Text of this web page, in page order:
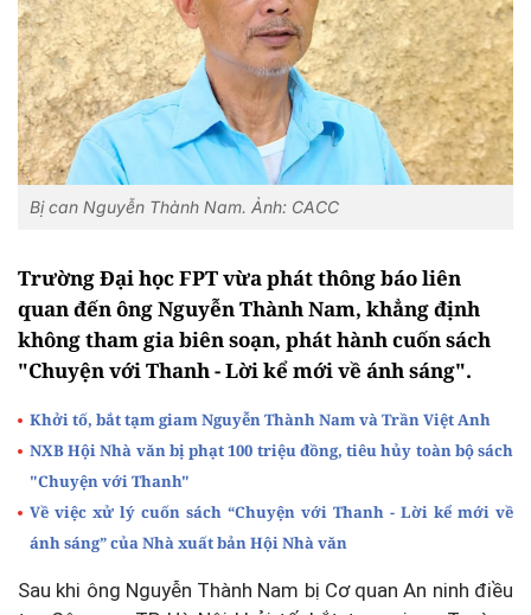
Bị can Nguyễn Thành Nam. Ảnh: CACC
Trường Đại học FPT vừa phát thông báo liên
quan đến ông Nguyễn Thành Nam, khẳng định
không tham gia biên soạn, phát hành cuốn sách
"Chuyện với Thanh - Lời kể mới về ánh sáng".
Khởi tố, bắt tạm giam Nguyễn Thành Nam và Trần Việt Anh
NXB Hội Nhà văn bị phạt 100 triệu đồng, tiêu hủy toàn bộ sách
"Chuyện với Thanh"
Về việc xử lý cuốn sách “Chuyện với Thanh - Lời kể mới về
ánh sáng” của Nhà xuất bản Hội Nhà văn
Sau khi ông Nguyễn Thành Nam bị Cơ quan An ninh điều